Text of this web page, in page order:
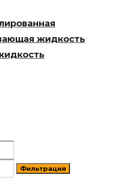
жидкость
цена
Фильтрация